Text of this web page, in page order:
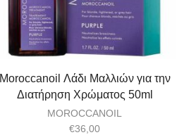
Moroccanoil Λάδι Μαλλιών για την
Διατήρηση Χρώματος 50ml
MOROCCANOIL
€36,00